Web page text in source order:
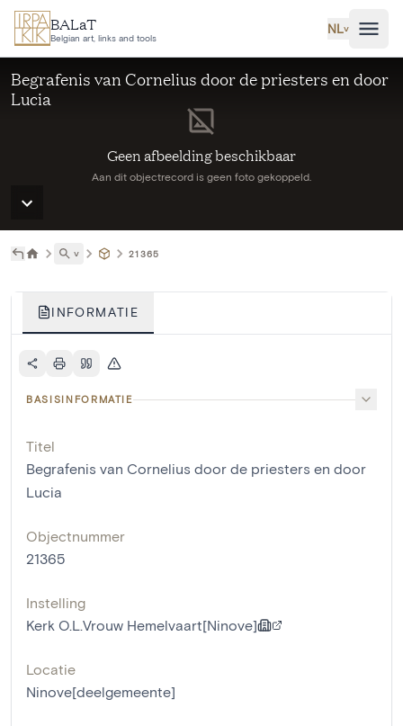
Ga naar hoofdinhoud
BALaT
Belgian art, links and tools
NL˅
Geen afbeelding beschikbaar
Aan dit objectrecord is geen foto gekoppeld.
Begrafenis van Cornelius door de priesters en door
Lucia
˅ 21365
INFORMATIE
BASISINFORMATIE
Titel
Begrafenis van Cornelius door de priesters en door
Lucia
Objectnummer
21365
Instelling
Kerk O.L.Vrouw Hemelvaart[Ninove]
Locatie
Ninove[deelgemeente]